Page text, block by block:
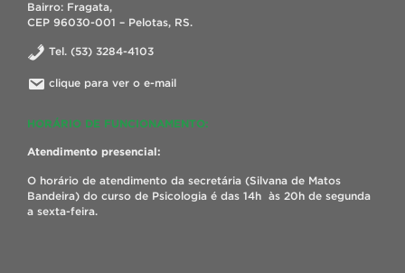
Bairro: Fragata,
CEP 96030-001 – Pelotas, RS.
Tel. (53) 3284-4103
clique para ver o e-mail
HORÁRIO DE FUNCIONAMENTO:
Atendimento presencial:
O horário de atendimento da secretária (Silvana de Matos
Bandeira) do curso de Psicologia é das 14h às 20h de segunda
a sexta-feira.